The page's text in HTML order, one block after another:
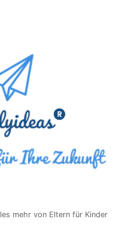
mehr von Eltern für Kinder